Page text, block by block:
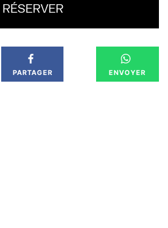
RÉSERVER
PARTAGER ENVOYER